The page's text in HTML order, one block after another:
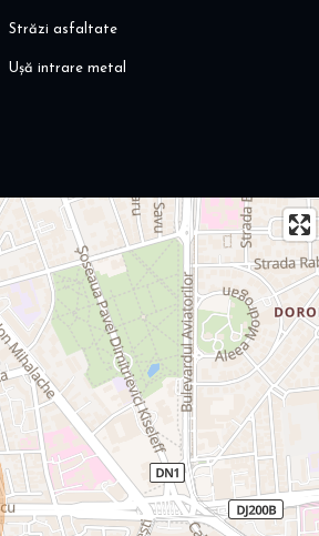
Străzi asfaltate
Ușă intrare metal